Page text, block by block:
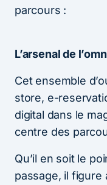
parcours :
L’arsenal de
Cet ensemble
store, e-
digital dans le
centre des
Qu’il en soit le
passage, il figure